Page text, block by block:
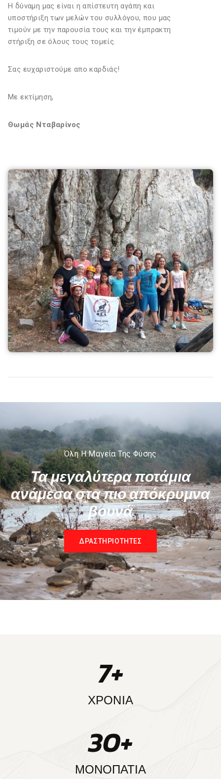
Η δύναμη μας είναι η απίστευτη αγάπη και
υποστήριξη των μελών του συλλόγου, που μας
τιμούν με την παρουσία τους και την έμπρακτη
στήριξη σε όλους τους τομείς.
Σας ευχαριστούμε απο καρδιάς!
Με εκτίμηση,
Θωμάς Νταβαρίνος
Όλη Η Μαγεία Της Φύσης
Τα μεγαλύτερα ποτάμια
ανάμεσα στα πιο απόκρυμνα
βουνά
ΔΡΑΣΤΗΡΙΟΤΗΤΕΣ
ΧΡΟΝΙΑ
7+
ΜΟΝΟΠΑΤΙΑ
30+